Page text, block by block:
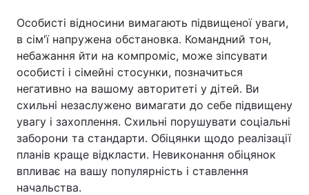
Особисті відносини вимагають підвищеної уваги,
в сім'ї напружена обстановка. Командний тон,
небажання йти на компроміс, може зіпсувати
особисті і сімейні стосунки, позначиться
негативно на вашому авторитеті у дітей. Ви
схильні незаслужено вимагати до себе підвищену
увагу і захоплення. Схильні порушувати соціальні
заборони та стандарти. Обіцянки щодо реалізації
планів краще відкласти. Невиконання обіцянок
впливає на вашу популярність і ставлення
начальства.